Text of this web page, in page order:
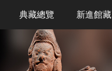
典藏總覽 新進館藏